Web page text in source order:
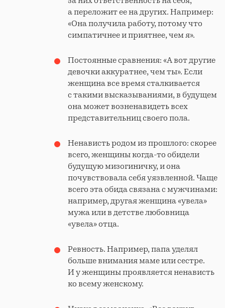
а переложит ее на других. Например:
«Она получила работу, потому что
симпатичнее и приятнее, чем я».
Постоянные сравнения: «А вот другие
девочки аккуратнее, чем ты». Если
женщина все время сталкивается
с такими высказываниями, в будущем
она может возненавидеть всех
представительниц своего пола.
Ненависть родом из прошлого: скорее
всего, женщины когда-то обидели
будущую мизогиничку, и она
почувствовала себя уязвленной. Чаще
всего эта обида связана с мужчинами:
например, другая женщина «увела»
мужа или в детстве любовница
«увела» отца.
Ревность. Например, папа уделял
больше внимания маме или сестре.
И у женщины проявляется ненависть
ко всему женскому.